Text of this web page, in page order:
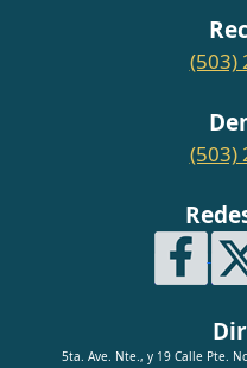
(503)
(503)
5ta. Ave. Nte., y 19 Calle Pte.